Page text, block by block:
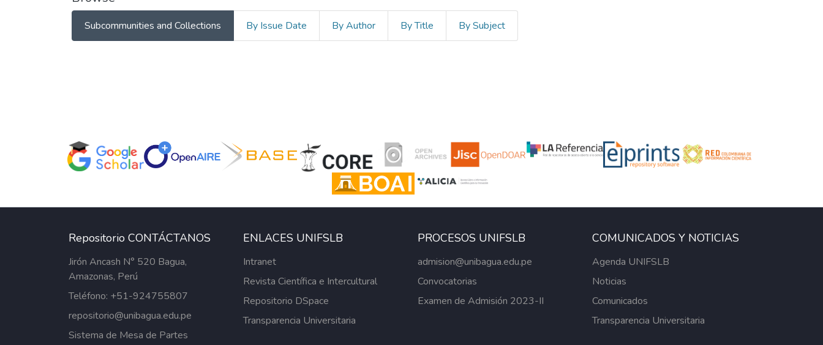
Subcommunities and Collections By Issue Date By Author By Title By Subject
Repositorio CONTÁCTANOS
Jirón Ancash N° 520 Bagua,
Amazonas, Perú
Teléfono: +51-924755807
repositorio@unibagua.edu.pe
Sistema de Mesa de Partes
ENLACES UNIFSLB
Intranet
Revista Científica e Intercultural
Repositorio DSpace
Transparencia Universitaria
PROCESOS UNIFSLB
admision@unibagua.edu.pe
Convocatorias
Examen de Admisión 2023-II
COMUNICADOS Y NOTICIAS
Agenda UNIFSLB
Noticias
Comunicados
Transparencia Universitaria